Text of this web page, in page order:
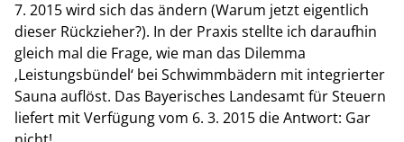
7. 2015 wird sich das ändern (Warum jetzt eigentlich
dieser Rückzieher?). In der Praxis stellte ich daraufhin
gleich mal die Frage, wie man das Dilemma
‚Leistungsbündel‘ bei Schwimmbädern mit integrierter
Sauna auflöst. Das Bayerisches Landesamt für Steuern
liefert mit Verfügung vom 6. 3. 2015 die Antwort: Gar